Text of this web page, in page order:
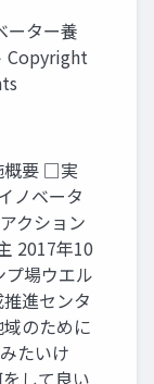
ーター養
Copyright
概要 □実
ノベータ
クション
2017年10
プ場ウエル
進センタ
のために
たいけ
して良い